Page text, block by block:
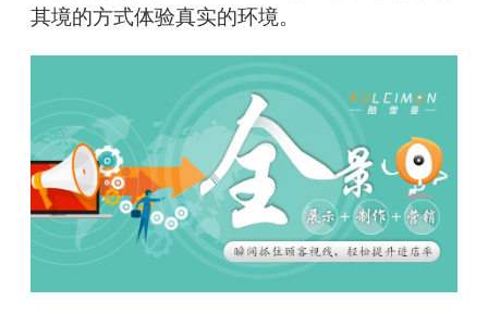
其境的方式体验真实的环境。